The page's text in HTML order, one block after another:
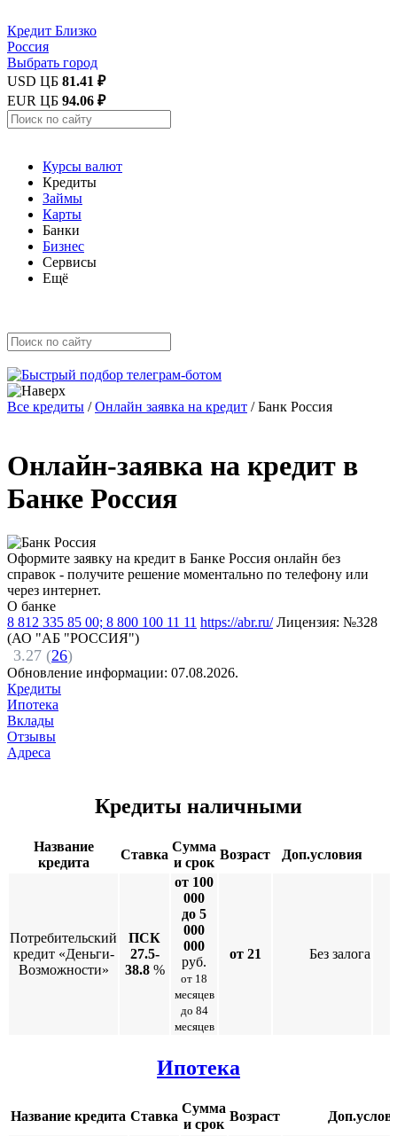
Кредит Близко
Россия
Выбрать город
USD ЦБ 81.41 ₽
EUR ЦБ 94.06 ₽
Курсы валют
Кредиты
Займы
Карты
Банки
Бизнес
Сервисы
Ещё
Все кредиты /Онлайн заявка на кредит /Банк Россия
Онлайн-заявка на кредит в
Банке Россия
Оформите заявку на кредит в Банке Россия онлайн без
справок - получите решение моментально по телефону или
через интернет.
О банке
8 812 335 85 00; 8 800 100 11 11 https://abr.ru/ Лицензия: №328
(АО "АБ "РОССИЯ")
3.27 (26)
Обновление информации: 07.08.2026.
Кредиты
Ипотека
Вклады
Отзывы
Адреса
Кредиты наличными
Название
кредита
Ставка
Сумма
и срок
Возраст Доп.условия
Потребительский
кредит «Деньги-
Возможности»
ПСК
27.5-
38.8 %
от 100
000
до 5
000
000
руб.
от 18
месяцев
до 84
месяцев
от 21 Без залога
Ипотека
Название кредита Ставка
Сумма
и срок
Возраст